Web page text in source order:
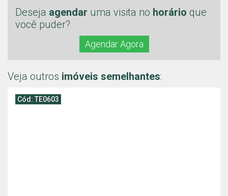
Deseja agendar uma visita no horário que
você puder?
Agendar Agora
Veja outros imóveis semelhantes:
Cód: TE0603